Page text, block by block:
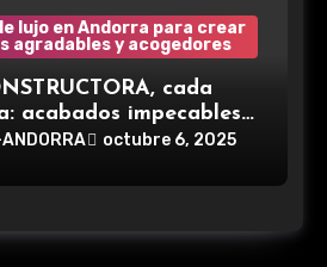
lujo en Andorra para crear
agradables y acogedores
cada
acabados impecables,
personalizado y un
con los tiempos
que disfrutes tu
octubre 6, 2025